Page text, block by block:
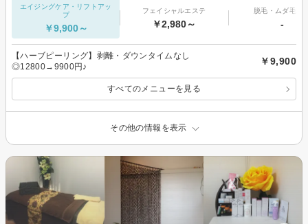
エイジングケア・リフトアッ
プ
￥9,900～
フェイシャルエステ
￥2,980～
脱毛・ムダ毛処
-
【ハーブピーリング】剥離・ダウンタイムなし
◎12800→9900円♪
￥9,900
すべてのメニューを見る
その他の情報を表示